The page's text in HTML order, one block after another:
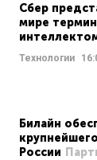
Сбер
мире
Технологии
Билайн
России